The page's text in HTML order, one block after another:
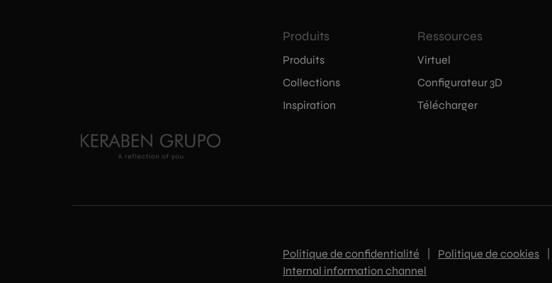
Produits
Produits
Collections
Inspiration
Ressources
Virtuel
Configurateur 3D
Télécharger
Politique de confidentialité Politique de cookies
Internal information channel